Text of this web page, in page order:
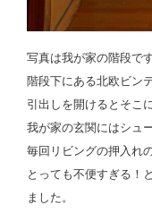
写真は我が家の階段です
階段下にある北欧ビン
引出しを開けるとそこ
我が家の玄関にはシュ
毎回リビングの押入れ
とっても不便すぎる！
ました。